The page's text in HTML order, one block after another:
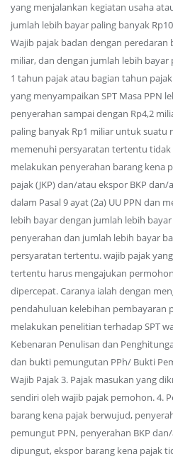
yang menjalankan kegiatan usaha
jumlah lebih bayar paling banyak
Wajib pajak badan dengan peredaran
miliar, dan dengan jumlah lebih bayar
1 tahun pajak atau bagian tahun
yang menyampaikan SPT Masa PPN
penyerahan sampai dengan Rp4,2
paling banyak Rp1 miliar untuk suatu
memenuhi persyaratan tertentu tidak
melakukan penyerahan barang kena
pajak (JKP) dan/atau ekspor BKP
dalam Pasal 9 ayat (2a) UU PPN dan
lebih bayar dengan jumlah lebih
penyerahan dan jumlah lebih bayar
persyaratan tertentu. wajib pajak
tertentu harus mengajukan
dipercepat. Caranya ialah dengan
pendahuluan kelebihan pembayaran
melakukan penelitian terhadap SPT
Kebenaran Penulisan dan
dan bukti pemungutan PPh/ Bukti
Wajib Pajak 3. Pajak masukan yang
sendiri oleh wajib pajak pemohon. 4.
barang kena pajak berwujud,
pemungut PPN, penyerahan BKP
dipungut, ekspor barang kena pajak